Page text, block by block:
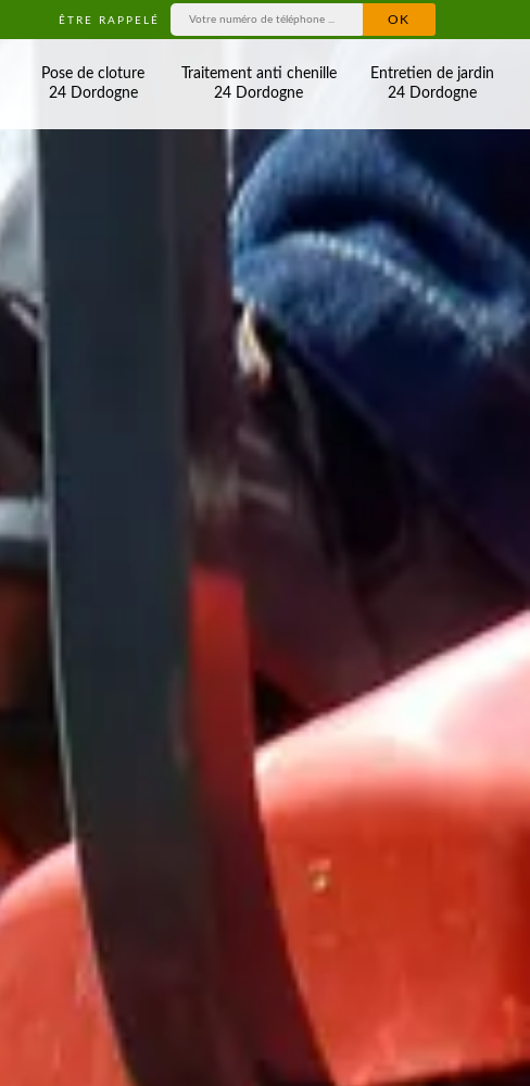
ÊTRE RAPPELÉ
Pose de cloture
24 Dordogne
Traitement anti chenille
24 Dordogne
Entretien de jardin
24 Dordogne